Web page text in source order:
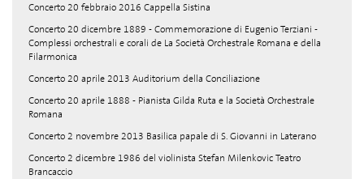
Concerto 20 febbraio 2016 Cappella Sistina
Concerto 20 dicembre 1889 - Commemorazione di Eugenio Terziani -
Complessi orchestrali e corali de La Società Orchestrale Romana e della
Filarmonica
Concerto 20 aprile 2013 Auditorium della Conciliazione
Concerto 20 aprile 1888 - Pianista Gilda Ruta e la Società Orchestrale
Romana
Concerto 2 novembre 2013 Basilica papale di S. Giovanni in Laterano
Concerto 2 dicembre 1986 del violinista Stefan Milenkovic Teatro
Brancaccio